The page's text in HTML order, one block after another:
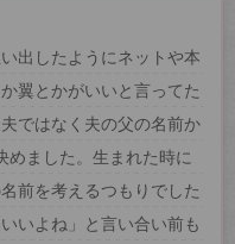
出したようにネットや本
翼とかがいいと言ってた
ではなく夫の父の名前か
めました。生まれた時に
前を考えるつもりでした
いよね」と言い合い前も